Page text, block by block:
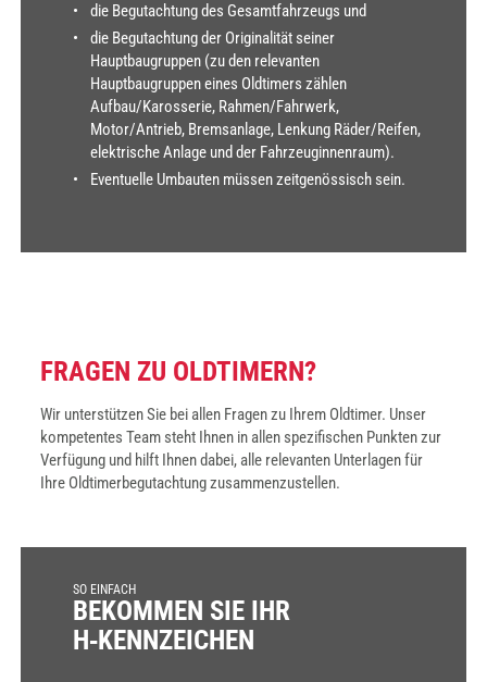
die Begutachtung des Gesamtfahrzeugs und
die Begutachtung der Originalität seiner
Hauptbaugruppen (zu den relevanten
Hauptbaugruppen eines Oldtimers zählen
Aufbau/Karosserie, Rahmen/Fahrwerk,
Motor/Antrieb, Bremsanlage, Lenkung Räder/Reifen,
elektrische Anlage und der Fahrzeuginnenraum).
Eventuelle Umbauten müssen zeitgenössisch sein.
FRA­GEN ZU OLD­TI­MERN?
Wir unterstützen Sie bei allen Fragen zu Ihrem Oldtimer. Unser
kompetentes Team steht Ihnen in allen spezifischen Punkten zur
Verfügung und hilft Ihnen dabei, alle relevanten Unterlagen für
Ihre Oldtimerbegutachtung zusammenzustellen.
SO EINFACH
BEKOM­MEN SIE IHR
H‑KENNZEICHEN